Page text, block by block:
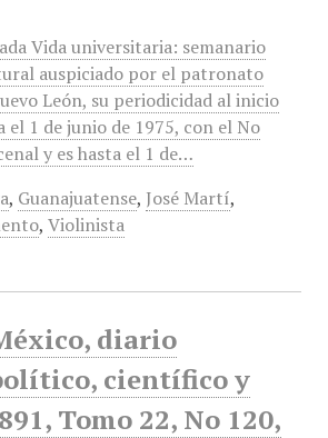
Vida universitaria: semanario
auspiciado por el patronato
León, su periodicidad al inicio
el 1 de junio de 1975, con el No
y es hasta el 1 de…
, Guanajuatense, José Martí,
, Violinista
diario
científico y
Tomo 22, No 120,